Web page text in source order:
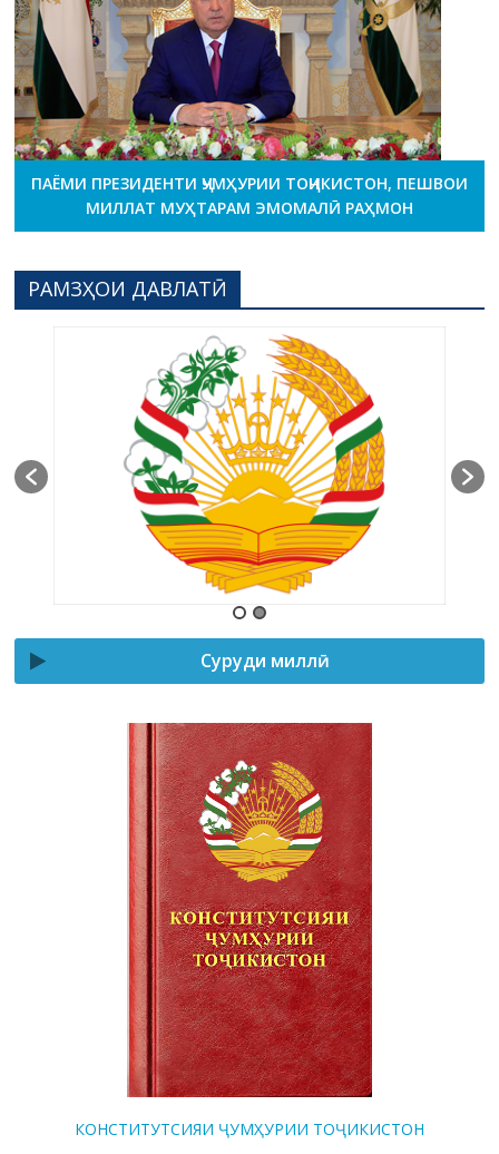
ПАЁМИ ПРЕЗИДЕНТИ ҶУМҲУРИИ ТОҶИКИСТОН, ПЕШВОИ
МИЛЛАТ МУҲТАРАМ ЭМОМАЛӢ РАҲМОН
РАМЗҲОИ ДАВЛАТӢ
Суруди миллӣ
КОНСТИТУТСИЯИ ҶУМҲУРИИ ТОҶИКИСТОН